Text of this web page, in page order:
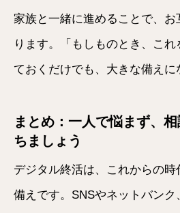
家族と一緒に進めることで、
ります。「もしものとき、これ
ておくだけでも、大きな備えに
まとめ：一人で悩まず、
ちましょう
デジタル終活は、これからの
備えです。SNSやネットバン